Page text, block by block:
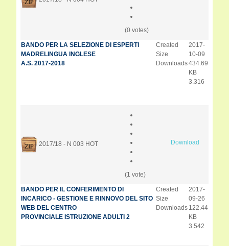
(0 votes)
BANDO PER LA SELEZIONE DI ESPERTI
MADRELINGUA INGLESE
A.S. 2017-2018
Created
Size
Downloads
2017-
10-09
434.69
KB
3.316
2017/18 - N 003 HOT
(1 vote)
Download
BANDO PER IL CONFERIMENTO DI
INCARICO - GESTIONE E RINNOVO DEL SITO
WEB DEL CENTRO
PROVINCIALE ISTRUZIONE ADULTI 2
Created
Size
Downloads
2017-
09-26
122.44
KB
3.542